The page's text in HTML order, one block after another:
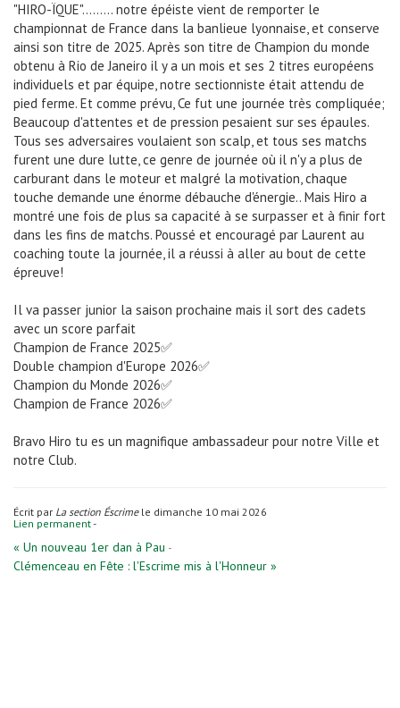
"HIRO-ÏQUE"......... notre épéiste vient de remporter le
championnat de France dans la banlieue lyonnaise, et conserve
ainsi son titre de 2025. Après son titre de Champion du monde
obtenu à Rio de Janeiro il y a un mois et ses 2 titres européens
individuels et par équipe, notre sectionniste était attendu de
pied ferme. Et comme prévu, Ce fut une journée très compliquée;
Beaucoup d'attentes et de pression pesaient sur ses épaules.
Tous ses adversaires voulaient son scalp, et tous ses matchs
furent une dure lutte, ce genre de journée où il n'y a plus de
carburant dans le moteur et malgré la motivation, chaque
touche demande une énorme débauche d'énergie.. Mais Hiro a
montré une fois de plus sa capacité à se surpasser et à finir fort
dans les fins de matchs. Poussé et encouragé par Laurent au
coaching toute la journée, il a réussi à aller au bout de cette
épreuve!
Il va passer junior la saison prochaine mais il sort des cadets
avec un score parfait
Champion de France 2025✅️
Double champion d'Europe 2026✅️
Champion du Monde 2026✅️
Champion de France 2026✅️
Bravo Hiro tu es un magnifique ambassadeur pour notre Ville et
notre Club.
Écrit par La section Éscrimele dimanche 10 mai 2026
Lien permanent-
« Un nouveau 1er dan à Pau -
Clémenceau en Fête : l'Escrime mis à l'Honneur »